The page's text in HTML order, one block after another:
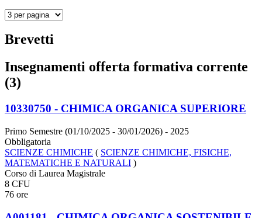
Brevetti
Insegnamenti offerta formativa corrente
(3)
10330750 - CHIMICA ORGANICA SUPERIORE
Primo Semestre (01/10/2025 - 30/01/2026) - 2025
Obbligatoria
SCIENZE CHIMICHE ( SCIENZE CHIMICHE, FISICHE,
MATEMATICHE E NATURALI )
Corso di Laurea Magistrale
8 CFU
76 ore